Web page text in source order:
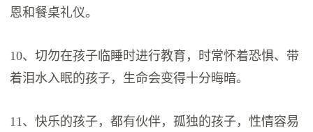
恩和餐桌礼仪。
10、切勿在孩子临睡时进行教育，时常怀着恐惧、带
着泪水入眠的孩子，生命会变得十分晦暗。
11、快乐的孩子，都有伙伴，孤独的孩子，性情容易